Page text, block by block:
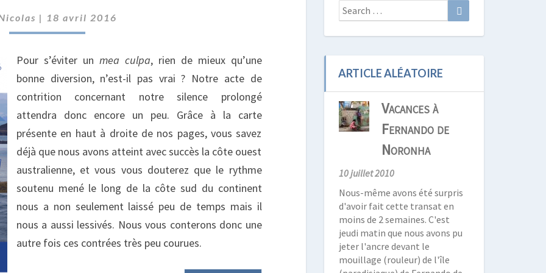
FREMANTLE
!
| 18 avril 2016
Pour s’éviter un mea culpa, rien de mieux qu’une
bonne diversion, n’est-il pas vrai ? Notre acte de
contrition concernant notre silence prolongé
attendra donc encore un peu. Grâce à la carte
présente en haut à droite de nos pages, vous savez
déjà que nous avons atteint avec succès la côte ouest
australienne, et vous vous douterez que le rythme
soutenu mené le long de la côte sud du continent
nous a non seulement laissé peu de temps mais il
nous a aussi lessivés. Nous vous conterons donc une
autre fois ces contrées très peu courues.
Search
for:
Search
ARTICLE ALÉATOIRE
Vacances à
Fernando de
Noronha
10 juillet 2010
Nous-même avons été surpris
d'avoir fait cette transat en
moins de 2 semaines. C'est
jeudi matin que nous avons pu
jeter l'ancre devant le
mouillage (rouleur) de l'île